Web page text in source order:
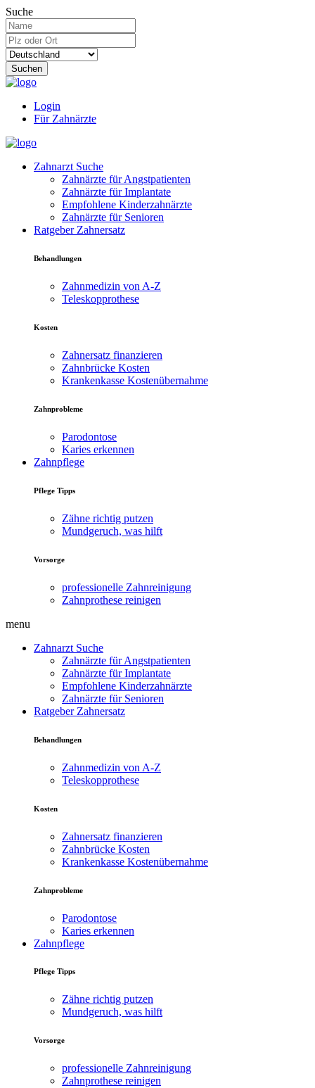
Suche
Suchen
Login
Für Zahnärzte
Zahnarzt Suche
Zahnärzte für Angstpatienten
Zahnärzte für Implantate
Empfohlene Kinderzahnärzte
Zahnärzte für Senioren
Ratgeber Zahnersatz
Behandlungen
Zahnmedizin von A-Z
Teleskopprothese
Kosten
Zahnersatz finanzieren
Zahnbrücke Kosten
Krankenkasse Kostenübernahme
Zahnprobleme
Parodontose
Karies erkennen
Zahnpflege
Pflege Tipps
Zähne richtig putzen
Mundgeruch, was hilft
Vorsorge
professionelle Zahnreinigung
Zahnprothese reinigen
menu
Zahnarzt Suche
Zahnärzte für Angstpatienten
Zahnärzte für Implantate
Empfohlene Kinderzahnärzte
Zahnärzte für Senioren
Ratgeber Zahnersatz
Behandlungen
Zahnmedizin von A-Z
Teleskopprothese
Kosten
Zahnersatz finanzieren
Zahnbrücke Kosten
Krankenkasse Kostenübernahme
Zahnprobleme
Parodontose
Karies erkennen
Zahnpflege
Pflege Tipps
Zähne richtig putzen
Mundgeruch, was hilft
Vorsorge
professionelle Zahnreinigung
Zahnprothese reinigen